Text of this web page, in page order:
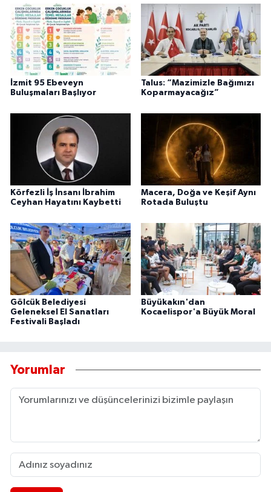
İzmit 95 Ebeveyn
Buluşmaları Başlıyor
Talus: “Mazimizle Bağımızı
Koparmayacağız”
Körfezli İş İnsanı İbrahim
Ceyhan Hayatını Kaybetti
Macera, Doğa ve Keşif Aynı
Rotada Buluştu
Gölcük Belediyesi
Geleneksel El Sanatları
Festivali Başladı
Büyükakın'dan
Kocaelispor'a Büyük Moral
Yorumlar